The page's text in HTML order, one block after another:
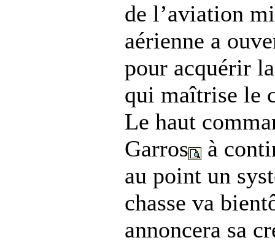
de l’aviation
aérienne a
pour acquérir
qui maîtrise le
Le haut
Garros
à
au point un
chasse va
annoncera sa